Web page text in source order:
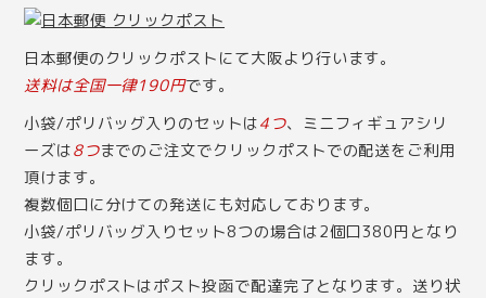
日本郵便のクリックポストにて大阪より行います。
送料は全国一律190円です。
小袋/ポリバッグ入りのセットは4つ、ミニフィギュアシリ
ーズは8つまでのご注文でクリックポストでの配送をご利用
頂けます。
複数個口に分けての発送にも対応しております。
小袋/ポリバッグ入りセット8つの場合は2個口380円となり
ます。
クリックポストはポスト投函で配達完了となります。送り状